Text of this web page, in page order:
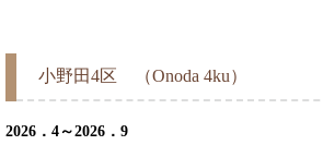
小野田4区 （Onoda 4ku）
2026．4～2026．9